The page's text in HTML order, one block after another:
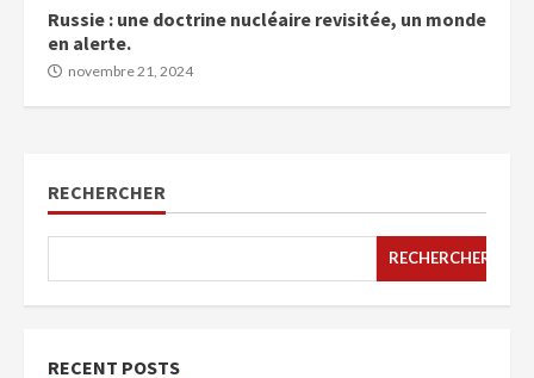
Russie : une doctrine nucléaire revisitée, un monde
en alerte.
novembre 21, 2024
RECHERCHER
RECHERCHER
RECENT POSTS